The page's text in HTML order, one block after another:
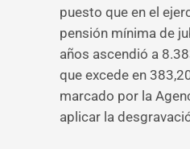
puesto que en el
pensión mínima de
años ascendió a
que excede en
marcado por la
aplicar la